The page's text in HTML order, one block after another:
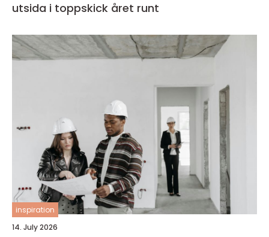
utsida i toppskick året runt
inspiration
14. July 2026